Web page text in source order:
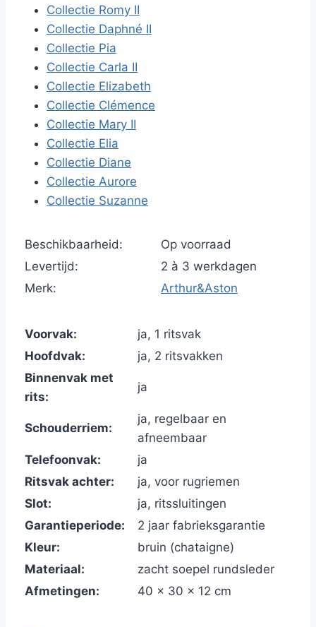
Collectie Romy II
Collectie Daphné II
Collectie Pia
Collectie Carla II
Collectie Elizabeth
Collectie Clémence
Collectie Mary II
Collectie Elia
Collectie Diane
Collectie Aurore
Collectie Suzanne
Beschikbaarheid:
Op voorraad
Levertijd:
2 à 3 werkdagen
Merk:
Arthur&Aston
Voorvak:
ja, 1 ritsvak
Hoofdvak:
ja, 2 ritsvakken
Binnenvak met
rits:
ja
Schouderriem:
ja, regelbaar en
afneembaar
Telefoonvak:
ja
Ritsvak achter:
ja, voor rugriemen
Slot:
ja, ritssluitingen
Garantieperiode:
2 jaar fabrieksgarantie
Kleur:
bruin (chataigne)
Materiaal:
zacht soepel rundsleder
Afmetingen:
40 x 30 x 12 cm